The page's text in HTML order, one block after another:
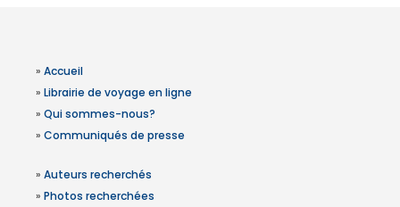
» Accueil
» Librairie de voyage en ligne
» Qui sommes-nous?
» Communiqués de presse
» Auteurs recherchés
» Photos recherchées